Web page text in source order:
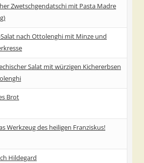
Zwetschgendatschi mit Pasta Madre
nach Ottolenghi mit Minze und
Salat mit würzigen Kichererbsen
Brot
Werkzeug des heiligen Franziskus!
Hildegard